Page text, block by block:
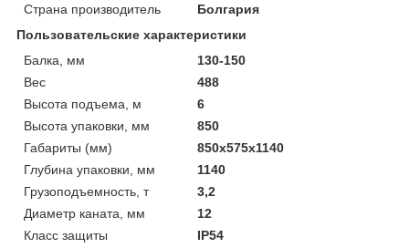
Страна производитель
Болгария
Пользовательские характеристики
Балка, мм
130-150
Вес
488
Высота подъема, м
6
Высота упаковки, мм
850
Габариты (мм)
850х575х1140
Глубина упаковки, мм
1140
Грузоподъемность, т
3,2
Диаметр каната, мм
12
Класс защиты
IP54